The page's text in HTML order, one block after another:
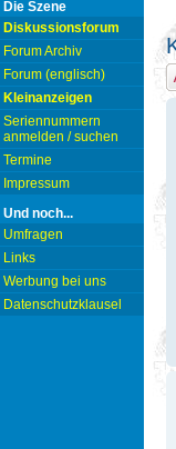
Die Szene
Diskussionsforum
Forum Archiv
Forum (englisch)
Kleinanzeigen
Seriennummern
anmelden / suchen
Termine
Impressum
Und noch...
Umfragen
Links
Werbung bei uns
Datenschutzklausel